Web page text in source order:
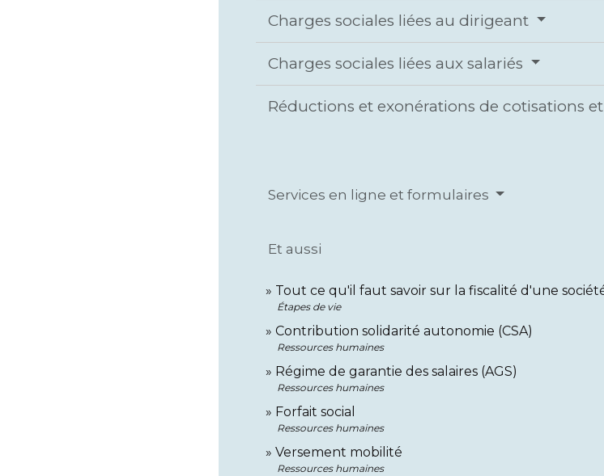
Charges sociales liées au dirigeant
Charges sociales liées aux salariés
Réductions et exonérations de cotisations
Services en ligne et formulaires
Et aussi
Tout ce qu'il faut savoir sur la fiscalité d'une
Étapes de vie
Contribution solidarité autonomie (CSA)
Ressources humaines
Régime de garantie des salaires (AGS)
Ressources humaines
Forfait social
Ressources humaines
Versement mobilité
Ressources humaines